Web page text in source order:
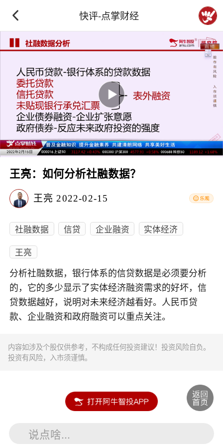
快评-点掌财经
王亮：如何分析社融数据？
王亮 2022-02-15
社融数据 信贷 企业融资
实体经济
王亮
分析社融数据，银行体系的信贷数据是必须要分析
的，它的多少显示了实体经济融资需求的好坏，信
贷数据越好，说明对未来经济越看好。人民币贷
款、企业融资和政府融资可以重点关注。
内容如涉及个股仅供参考，不构成任何投资建议！投资风险自负。
投资有风险，入市须谨慎。
说点啥...